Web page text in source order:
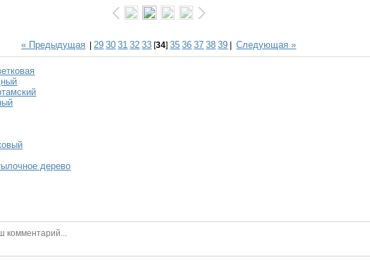
« Предыдущая | 29 30 31 32 33 [34]35 36 37 38 39 |Следующая »
дерево